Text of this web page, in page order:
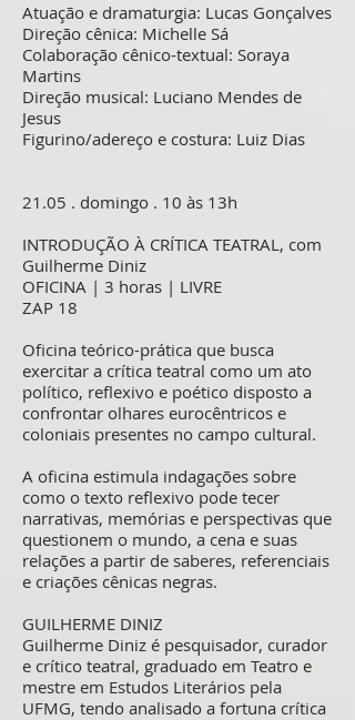
Atuação e dramaturgia: Lucas Gonçalves
Direção cênica: Michelle Sá
Colaboração cênico-textual: Soraya
Martins
Direção musical: Luciano Mendes de
Jesus
Figurino/adereço e costura: Luiz Dias
21.05 . domingo . 10 às 13h
INTRODUÇÃO À CRÍTICA TEATRAL, com
Guilherme Diniz
OFICINA | 3 horas | LIVRE
ZAP 18
Oficina teórico-prática que busca
exercitar a crítica teatral como um ato
político, reflexivo e poético disposto a
confrontar olhares eurocêntricos e
coloniais presentes no campo cultural.
A oficina estimula indagações sobre
como o texto reflexivo pode tecer
narrativas, memórias e perspectivas que
questionem o mundo, a cena e suas
relações a partir de saberes, referenciais
e criações cênicas negras.
GUILHERME DINIZ
Guilherme Diniz é pesquisador, curador
e crítico teatral, graduado em Teatro e
mestre em Estudos Literários pela
UFMG, tendo analisado a fortuna crítica